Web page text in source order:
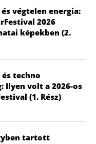
és végtelen energia:
2026
képekben (2.
és techno
Ilyen volt a 2026-os
(1. Rész)
tartott